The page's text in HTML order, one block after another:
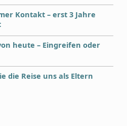
Kontakt – erst 3 Jahre
heute – Eingreifen oder
die Reise uns als Eltern